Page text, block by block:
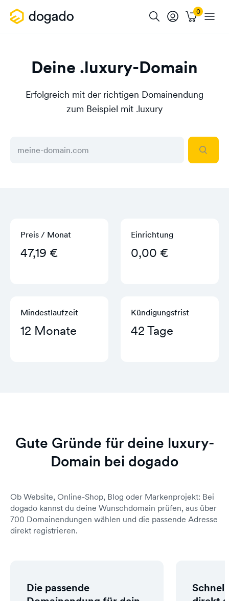
Deine .luxury-Domain
Erfolgreich mit der richtigen Domainendung
zum Beispiel mit .luxury
Preis / Monat
47,19 €
Einrichtung
0,00 €
Mindestlaufzeit
12 Monate
Kündigungs­frist
42 Tage
Gute Gründe für deine luxury-
Domain bei dogado
Ob Website, Online-Shop, Blog oder Markenprojekt: Bei
dogado kannst du deine Wunschdomain prüfen, aus über
700 Domainendungen wählen und die passende Adresse
direkt registrieren.
Die passende